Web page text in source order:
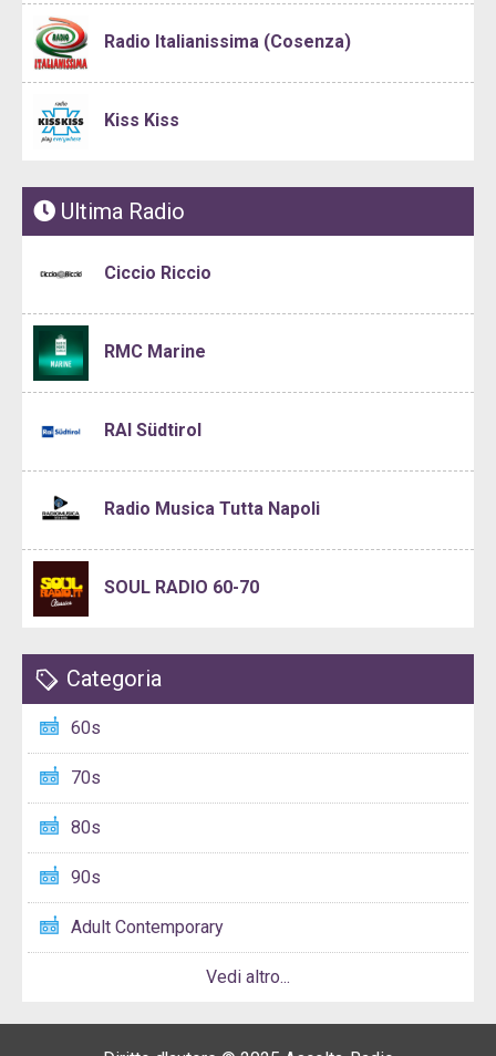
Radio Italianissima (Cosenza)
Kiss Kiss
Ultima Radio
Ciccio Riccio
RMC Marine
RAI Südtirol
Radio Musica Tutta Napoli
SOUL RADIO 60-70
Categoria
60s
70s
80s
90s
Adult Contemporary
Vedi altro...